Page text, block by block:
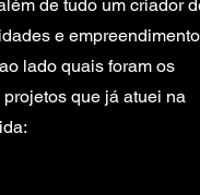
de tudo um criador
e
lado quais foram os
projetos que já atuei na